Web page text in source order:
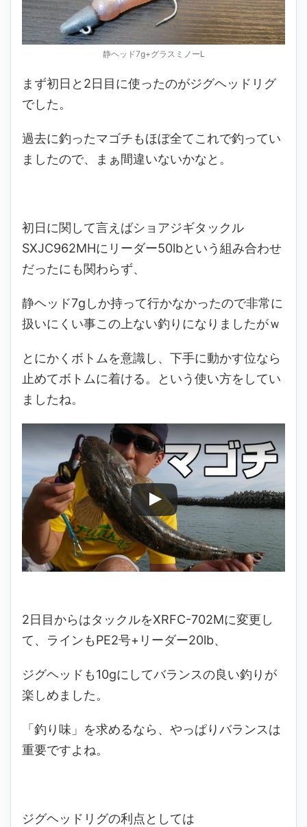
静ヘッド7g+グラスミノーL
まず初日と2日目に使ったのがジグヘッドリグ
でした。
過去に釣ったマゴチもほぼ全てこれで釣ってい
ましたので、まぁ間違いないかなと。
初日に関して言えばショアジギタックル
SXJC962MHにリーダー50lbという組み合わせ
だったにも関わらず、
静ヘッド7gしか持って行かなかったので非常に
扱いにくい事この上ない釣りになりましたがｗ
とにかくボトムを意識し、下手に動かす位なら
止めてボトムに着ける。という使い方をしてい
ましたね。
2日目からはタックルをXRFC-702Mに変更し
て、ラインもPE2号+リーダー20lb、
ジグヘッドも10gにしてバランスの良い釣りが
楽しめました。
「釣り味」を求めるなら、やっぱりバランスは
重要ですよね。
ジグヘッドリグの利点としては